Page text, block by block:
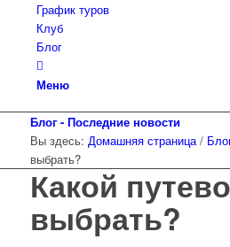
График туров
Клуб
Блог
Меню
Блог - Последние новости
Вы здесь: Домашняя страница /
выбрать?
Какой
выбрать?